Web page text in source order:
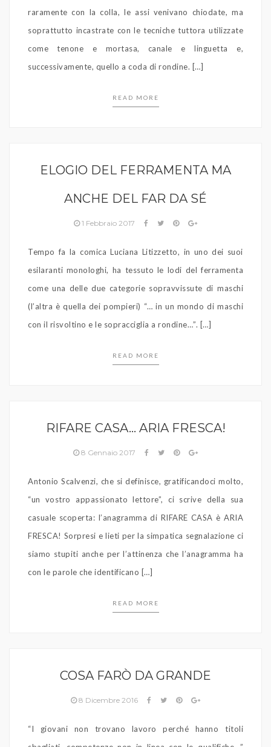
raramente con la colla, le assi venivano chiodate, ma
soprattutto incastrate con le tecniche tuttora utilizzate
come tenone e mortasa, canale e linguetta e,
successivamente, quello a coda di rondine. […]
READ MORE
ELOGIO DEL FERRAMENTA MA
ANCHE DEL FAR DA SÉ
1 Febbraio 2017
Tempo fa la comica Luciana Litizzetto, in uno dei suoi
esilaranti monologhi, ha tessuto le lodi del ferramenta
come una delle due categorie sopravvissute di maschi
(l’altra è quella dei pompieri) “… in un mondo di maschi
con il risvoltino e le sopracciglia a rondine…”. […]
READ MORE
RIFARE CASA… ARIA FRESCA!
8 Gennaio 2017
Antonio Scalvenzi, che si definisce, gratificandoci molto,
“un vostro appassionato lettore”, ci scrive della sua
casuale scoperta: l’anagramma di RIFARE CASA è ARIA
FRESCA! Sorpresi e lieti per la simpatica segnalazione ci
siamo stupiti anche per l’attinenza che l’anagramma ha
con le parole che identificano […]
READ MORE
COSA FARÒ DA GRANDE
8 Dicembre 2016
“I giovani non trovano lavoro perché hanno titoli